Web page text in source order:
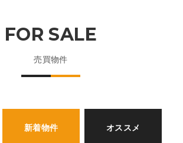
FOR SALE
売買物件
新着物件 オススメ